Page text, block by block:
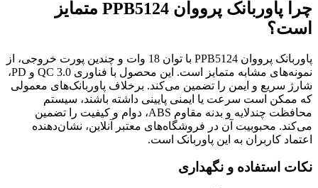
چرا پاوربانک پرووان PPB5124 متمایز
است؟
پاوربانک پرووان PPB5124 با توان 18 وات و چندین پورت خروجی، از
نمونه‌های مشابه متمایز است. این محصول با فناوری QC 3.0 و PD،
شارژ سریع و ایمن را تضمین می‌کند. برخلاف پاوربانک‌های معمولی
که ممکن است سرعت یا ایمنی پایینی داشته باشند، سیستم
محافظت چندلایه و بدنه مقاوم ABS، دوام و کیفیت را تضمین
می‌کند. محبوبیت آن در فروشگاه‌های معتبر آنلاین، نشان‌دهنده
اعتماد کاربران به این پاوربانک است.
نکات استفاده و نگهداری